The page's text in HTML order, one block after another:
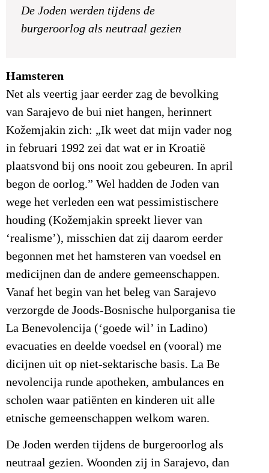
De Joden werden tijdens de
burgeroorlog als neutraal gezien
Hamsteren
Net als veertig jaar eerder zag de bevolking
van Sarajevo de bui niet hangen, herinnert
Kožemjakin zich: „Ik weet dat mijn vader nog
in februari 1992 zei dat wat er in Kroatië
plaatsvond bij ons nooit zou gebeuren. In april
begon de oorlog.” Wel hadden de Joden van
wege het verleden een wat pessimistischere
houding (Kožemjakin spreekt liever van
‘realisme’), misschien dat zij daarom eerder
begonnen met het hamsteren van voedsel en
medicijnen dan de andere gemeenschappen.
Vanaf het begin van het beleg van Sarajevo
verzorgde de Joods-Bosnische hulporganisa tie
La Benevolencija (‘goede wil’ in Ladino)
evacuaties en deelde voedsel en (vooral) me
dicijnen uit op niet-sektarische basis. La Be
nevolencija runde apotheken, ambulances en
scholen waar patiënten en kinderen uit alle
etnische gemeenschappen welkom waren.
De Joden werden tijdens de burgeroorlog als
neutraal gezien. Woonden zij in Sarajevo, dan